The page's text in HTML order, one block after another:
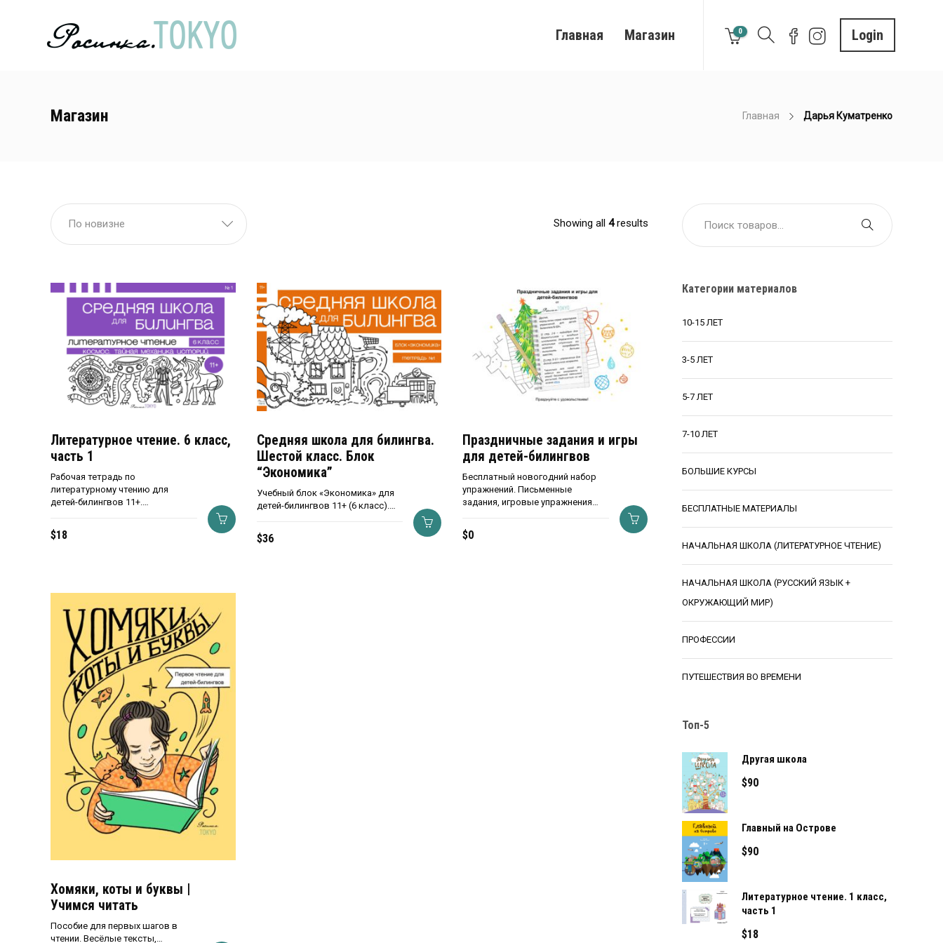
Главная Магазин 0 Login
Магазин Главная Дарья Куматренко
Showing all 4results
По новизне
Литературное чтение. 6 класс,
часть 1
Рабочая тетрадь по
литературному чтению для
детей-билингвов 11+.…
$18
Средняя школа для билингва.
Шестой класс. Блок
“Экономика”
Учебный блок «Экономика» для
детей-билингвов 11+ (6 класс).…
$36
Праздничные задания и игры
для детей-билингвов
Бесплатный новогодний набор
упражнений. Письменные
задания, игровые упражнения…
$0
Хомяки, коты и буквы |
Учимся читать
Пособие для первых шагов в
чтении. Весёлые тексты,…
Категории материалов
10-15 ЛЕТ
3-5 ЛЕТ
5-7 ЛЕТ
7-10 ЛЕТ
БОЛЬШИЕ КУРСЫ
БЕСПЛАТНЫЕ МАТЕРИАЛЫ
НАЧАЛЬНАЯ ШКОЛА (ЛИТЕРАТУРНОЕ ЧТЕНИЕ)
НАЧАЛЬНАЯ ШКОЛА (РУССКИЙ ЯЗЫК +
ОКРУЖАЮЩИЙ МИР)
ПРОФЕССИИ
ПУТЕШЕСТВИЯ ВО ВРЕМЕНИ
Топ-5
Другая школа
$90
Главный на Острове
$90
Литературное чтение. 1 класс,
часть 1
$18